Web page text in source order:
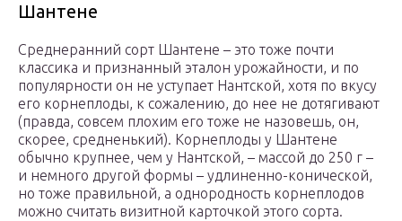
Шантене
Среднеранний сорт Шантене – это тоже почти
классика и признанный эталон урожайности, и по
популярности он не уступает Нантской, хотя по вкусу
его корнеплоды, к сожалению, до нее не дотягивают
(правда, совсем плохим его тоже не назовешь, он,
скорее, средненький). Корнеплоды у Шантене
обычно крупнее, чем у Нантской, – массой до 250 г –
и немного другой формы – удлиненно-конической,
но тоже правильной, а однородность корнеплодов
можно считать визитной карточкой этого сорта.